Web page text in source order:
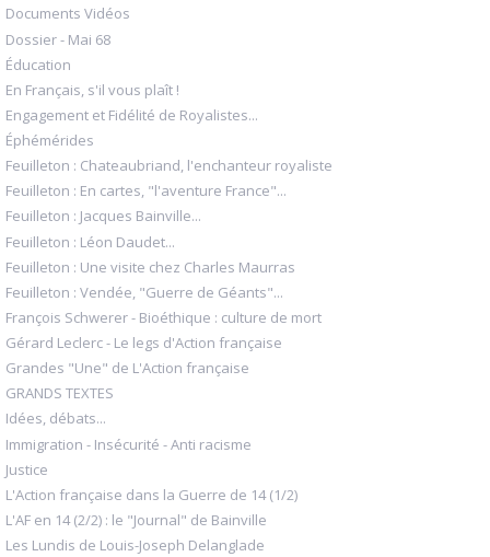
Documents Vidéos
Dossier - Mai 68
Éducation
En Français, s'il vous plaît !
Engagement et Fidélité de Royalistes...
Éphémérides
Feuilleton : Chateaubriand, l'enchanteur royaliste
Feuilleton : En cartes, "l'aventure France"...
Feuilleton : Jacques Bainville...
Feuilleton : Léon Daudet...
Feuilleton : Une visite chez Charles Maurras
Feuilleton : Vendée, "Guerre de Géants"...
François Schwerer - Bioéthique : culture de mort
Gérard Leclerc - Le legs d'Action française
Grandes "Une" de L'Action française
GRANDS TEXTES
Idées, débats...
Immigration - Insécurité - Anti racisme
Justice
L'Action française dans la Guerre de 14 (1/2)
L'AF en 14 (2/2) : le "Journal" de Bainville
Les Lundis de Louis-Joseph Delanglade